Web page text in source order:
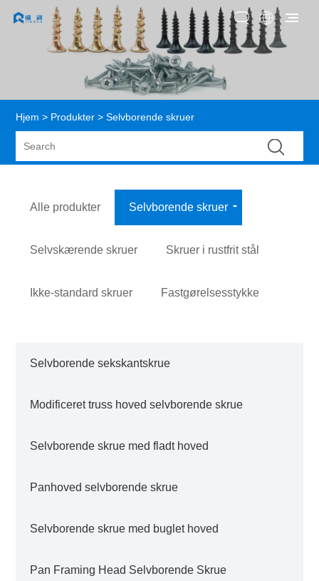
Hjem > Produkter > Selvborende skruer
Alle produkter Selvborende skruer
Selvskærende skruer Skruer i rustfrit stål
Ikke-standard skruer Fastgørelsesstykke
Selvborende sekskantskrue
Modificeret truss hoved selvborende skrue
Selvborende skrue med fladt hoved
Panhoved selvborende skrue
Selvborende skrue med buglet hoved
Pan Framing Head Selvborende Skrue